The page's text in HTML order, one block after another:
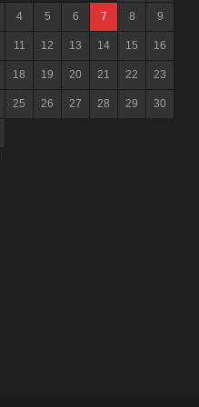
4 5 6 7 8 9
11 12 13 14 15 16
18 19 20 21 22 23
25 26 27 28 29 30